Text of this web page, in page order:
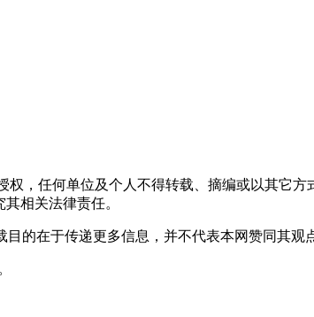
，任何单位及个人不得转载、摘编或以其它
相关法律责任。
的在于传递更多信息，并不代表本网赞同其观